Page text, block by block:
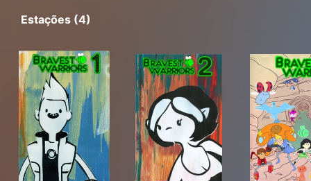
Estações (4)